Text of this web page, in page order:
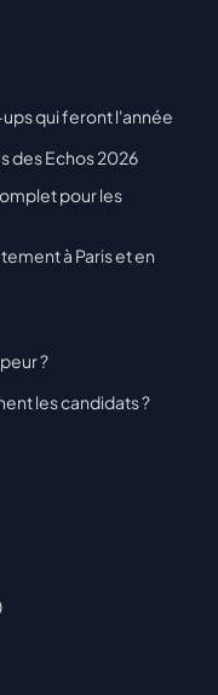
qui feront l'année
des Echos 2026
pour les
à Paris et en
?
les candidats ?